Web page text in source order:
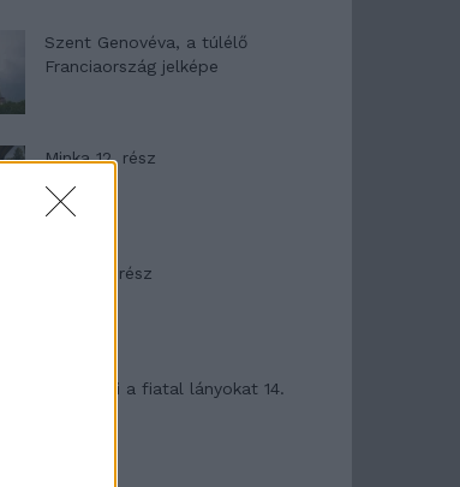
Szent Genovéva, a túlélő
Franciaország jelképe
Minka 12. rész
Minka 11. rész
T. szereti a fiatal lányokat 14.